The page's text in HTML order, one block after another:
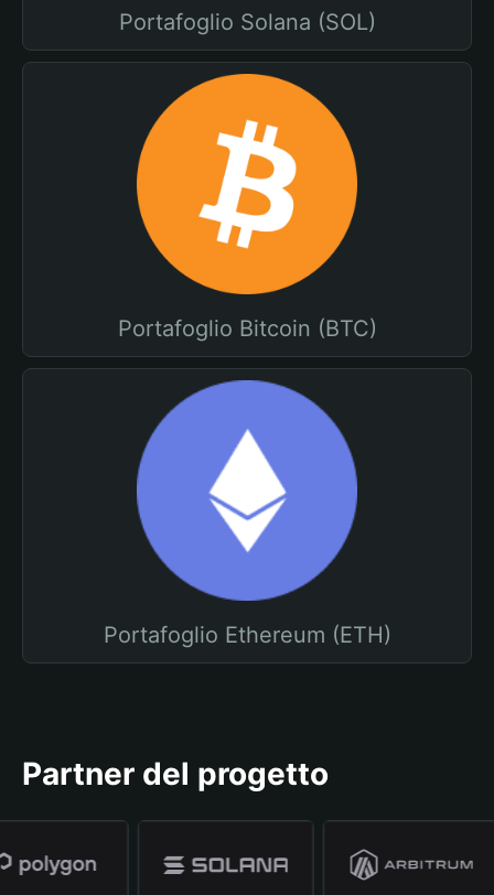
Portafoglio Solana (SOL)
Portafoglio Bitcoin (BTC)
Portafoglio Ethereum (ETH)
Partner del progetto